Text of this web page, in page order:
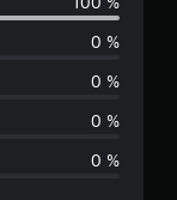
y
e
n
n
0 %
0 %
0 %
0 %